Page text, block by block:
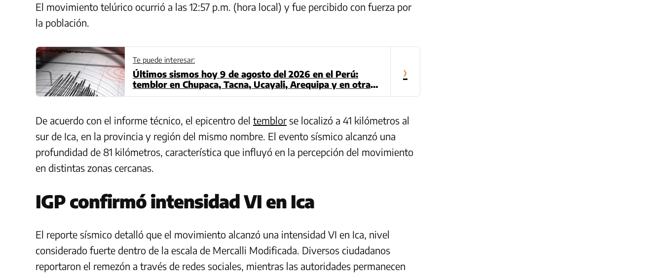
El movimiento telúrico ocurrió a las 12:57 p.m. (hora local) y fue percibido con fuerza por
la población.
Te puede interesar:
Últimos sismos hoy 9 de agosto del 2026 en el Perú:
temblor en Chupaca, Tacna, Ucayali, Arequipa y en otras
regiones
›
De acuerdo con el informe técnico, el epicentro del temblorse localizó a 41 kilómetros al
sur de Ica, en la provincia y región del mismo nombre. El evento sísmico alcanzó una
profundidad de 81 kilómetros, característica que influyó en la percepción del movimiento
en distintas zonas cercanas.
IGP confirmó intensidad VI en Ica
El reporte sísmico detalló que el movimiento alcanzó una intensidad VI en Ica, nivel
considerado fuerte dentro de la escala de Mercalli Modificada. Diversos ciudadanos
reportaron el remezón a través de redes sociales, mientras las autoridades permanecen